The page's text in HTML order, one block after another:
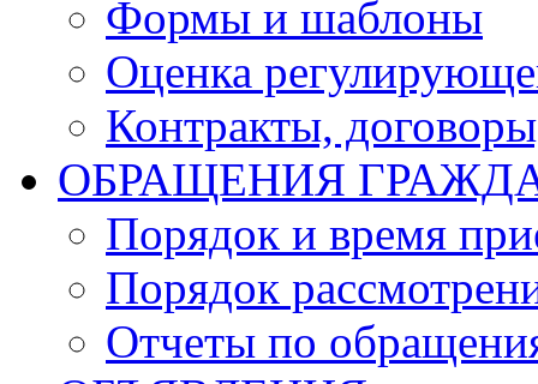
Формы и шаблоны
Оценка
Контракты,
ОБРАЩЕНИЯ
Порядок и время
Порядок
Отчеты по